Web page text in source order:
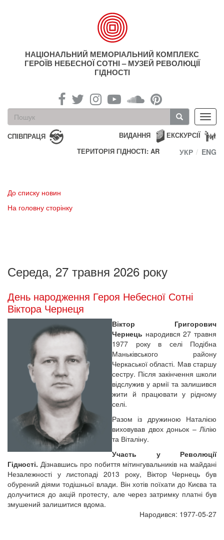
НАЦІОНАЛЬНИЙ МЕМОРІАЛЬНИЙ КОМПЛЕКС
ГЕРОЇВ НЕБЕСНОЇ СОТНІ – МУЗЕЙ РЕВОЛЮЦІЇ
ГІДНОСТІ
Пошукова
форма
Пошук
СПІВПРАЦЯ ЕКСКУРСІЇ
ВИДАННЯ
ТЕРИТОРІЯ ГІДНОСТІ: AR
УКР ENG
До списку новин
На головну сторінку
Середа, 27 травня 2026 року
День народження Героя Небесної Сотні
Віктора Чернеця
Віктор Григорович
Чернець народився 27 травня
1977 року в селі Подібна
Маньківського району
Черкаської області. Мав старшу
сестру. Після закінчення школи
відслужив у армії та залишився
жити й працювати у рідному
селі.
Разом із дружиною Наталією
виховував двох доньок – Лілію
та Віталіну.
Участь у Революції
Гідності. Дізнавшись про побиття мітингувальників на майдані
Незалежності у листопаді 2013 року, Віктор Чернець був
обурений діями тодішньої влади. Він хотів поїхати до Києва та
долучитися до акцій протесту, але через затримку платні був
змушений залишитися вдома.
Народився: 1977-05-27